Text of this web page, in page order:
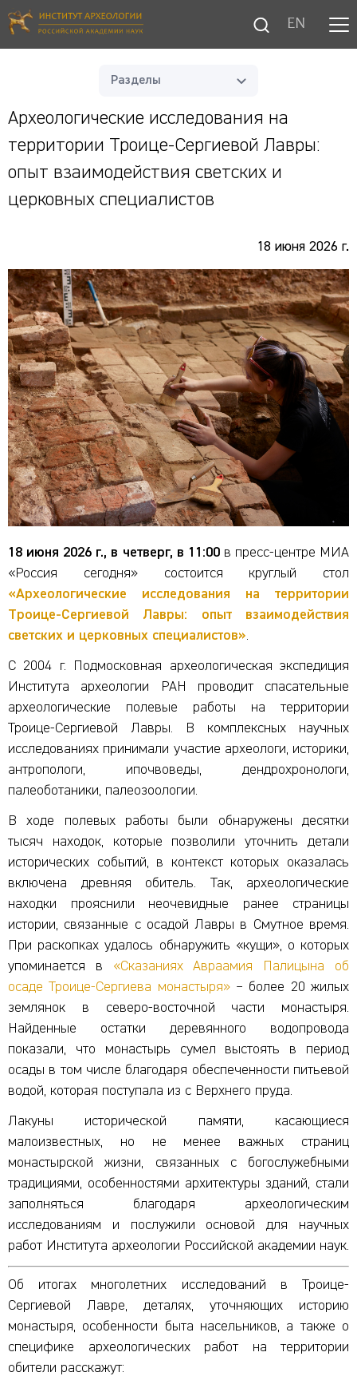
EN
Разделы
Археологические исследования на
территории Троице-Сергиевой Лавры:
опыт взаимодействия светских и
церковных специалистов
18 июня 2026 г.
18 июня 2026 г., в четверг, в 11:00в пресс-центре МИА
«Россия сегодня» состоится круглый стол
«Археологические исследования на территории
Троице-Сергиевой Лавры: опыт взаимодействия
светских и церковных специалистов»
С 2004 г. Подмосковная археологическая экспедиция
Института археологии РАН проводит спасательные
археологические полевые работы на территории
Троице-Сергиевой Лавры. В комплексных научных
исследованиях принимали участие археологи, историки,
антропологи, ипочвоведы, дендрохронологи,
палеоботаники, палеозоологии.
В ходе полевых работы были обнаружены десятки
тысяч находок, которые позволили уточнить детали
исторических событий, в контекст которых оказалась
включена древняя обитель. Так, археологические
находки прояснили неочевидные ранее страницы
истории, связанные с осадой Лавры в Смутное время.
При раскопках удалось обнаружить «кущи», о которых
упоминается в «Сказаниях Авраамия Палицына об
осаде Троице-Сергиева монастыря»– более 20 жилых
землянок в северо-восточной части монастыря.
Найденные остатки деревянного водопровода
показали, что монастырь сумел выстоять в период
осады в том числе благодаря обеспеченности питьевой
водой, которая поступала из с Верхнего пруда.
Лакуны исторической памяти, касающиеся
малоизвестных, но не менее важных страниц
монастырской жизни, связанных с богослужебными
традициями, особенностями архитектуры зданий, стали
заполняться благодаря археологическим
исследованиям и послужили основой для научных
работ Института археологии Российской академии наук.
Об итогах многолетних исследований в Троице-
Сергиевой Лавре, деталях, уточняющих историю
монастыря, особенности быта насельников, а также о
специфике археологических работ на территории
обители расскажут: